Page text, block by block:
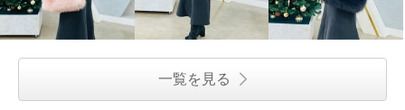
一覧を見る